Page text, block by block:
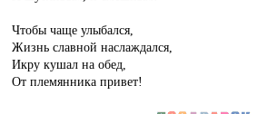
Чтобы чаще улыбался,
Жизнь славной наслаждался,
Икру кушал на обед,
От племянника привет!